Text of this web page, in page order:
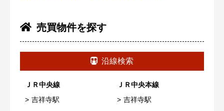
売買物件を探す
沿線検索
ＪＲ中央線
吉祥寺駅
ＪＲ中央本線
吉祥寺駅